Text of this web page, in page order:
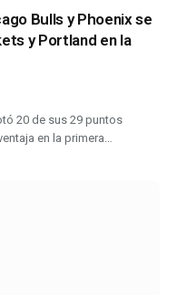
Bulls y Phoenix se
y Portland en la
20 de sus 29 puntos
en la primera…